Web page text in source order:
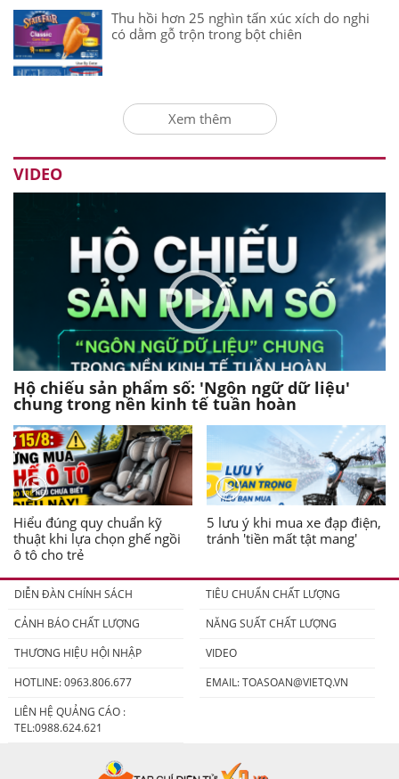
Thu hồi hơn 25 nghìn tấn xúc xích do nghi
có dằm gỗ trộn trong bột chiên
Xem thêm
VIDEO
Hộ chiếu sản phẩm số: 'Ngôn ngữ dữ liệu'
chung trong nền kinh tế tuần hoàn
Hiểu đúng quy chuẩn kỹ
thuật khi lựa chọn ghế ngồi
ô tô cho trẻ
5 lưu ý khi mua xe đạp điện,
tránh 'tiền mất tật mang'
DIỄN ĐÀN CHÍNH SÁCH
TIÊU CHUẨN CHẤT LƯỢNG
CẢNH BÁO CHẤT LƯỢNG
NĂNG SUẤT CHẤT LƯỢNG
THƯƠNG HIỆU HỘI NHẬP
VIDEO
HOTLINE: 0963.806.677
EMAIL:TOASOAN@VIETQ.VN
LIÊN HỆ QUẢNG CÁO :
TEL:0988.624.621